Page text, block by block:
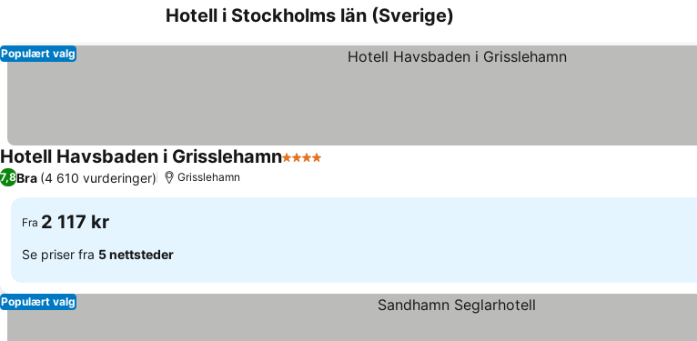
Hotell i Stockholms län (Sverige)
Populært valg
Hotell Havsbaden i Grisslehamn4 Stjerner
7,8Bra (4 610 vurderinger) Grisslehamn
Fra 2 117 kr
Se priser fra 5 nettsteder
Populært valg